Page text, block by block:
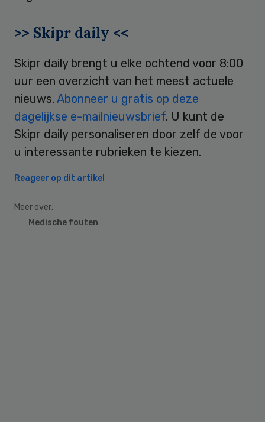
>> Skipr daily <<
Skipr daily brengt u elke ochtend voor 8:00
uur een overzicht van het meest actuele
nieuws. Abonneer u gratis op deze
dagelijkse e-mailnieuwsbrief. U kunt de
Skipr daily personaliseren door zelf de voor
u interessante rubrieken te kiezen.
Reageer op dit artikel
Meer over:
Medische fouten